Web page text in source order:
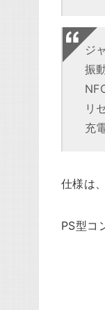
ジ
振
リ
充
仕様は
PS型コ